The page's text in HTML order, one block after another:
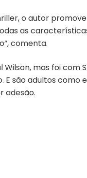
o autor
as
comenta.
mas foi com
são adultos como
adesão.